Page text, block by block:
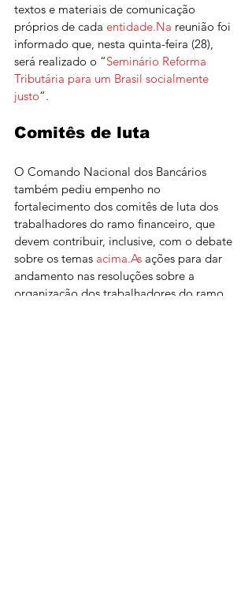
textos e materiais de comunicação
próprios de cada entidade.Na reunião foi
informado que, nesta quinta-feira (28),
será realizado o “Seminário Reforma
Tributária para um Brasil socialmente
justo”.
Comitês de luta
O Comando Nacional dos Bancários
também pediu empenho no
fortalecimento dos comitês de luta dos
trabalhadores do ramo financeiro, que
devem contribuir, inclusive, com o debate
sobre os temas acima.As ações para dar
andamento nas resoluções sobre a
organização dos trabalhadores do ramo